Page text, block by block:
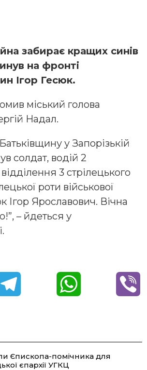
забирає кращих синів
на фронті
Ігор Гесюк.
міський голова
Надал.
у Запорізькій
солдат, водій 2
вiддiлення 3 стрілецького
роти військової
Ігор Ярославович. Вічна
– йдеться у
e t
Єпископа-помічника для
єпархії УГКЦ